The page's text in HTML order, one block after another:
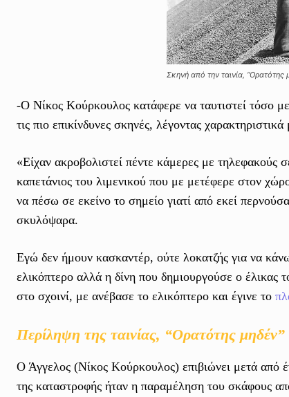
Σκηνή από την ταινία, “Ορατότης
-Ο Νίκος Κούρκουλος κατάφερε να ταυτιστεί τόσο
τις πιο επικίνδυνες σκηνές, λέγοντας
«Είχαν ακροβολιστεί πέντε κάμερες με
καπετάνιος του λιμενικού που με μετέφερε στον
να πέσω σε εκείνο το σημείο γιατί από εκεί
σκυλόψαρα.
Εγώ δεν ήμουν κασκαντέρ, ούτε λοκατζής για να
ελικόπτερο αλλά η δίνη που δημιουργούσε ο
στο σχοινί, με ανέβασε το ελικόπτερο και έγινε το
Περίληψη της ταινίας, “Ορατότης μηδέν”
Ο Άγγελος (Νίκος Κούρκουλος) επιβιώνει μετά από
της καταστροφής ήταν η παραμέληση του σκάφους